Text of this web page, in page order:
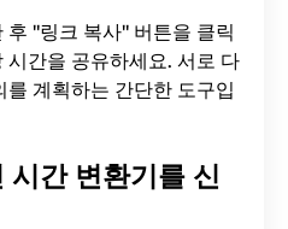
후 "링크 복사" 버튼을 클릭
간을 공유하세요. 서로 다
계획하는 간단한 도구입
시간 변환기를 신